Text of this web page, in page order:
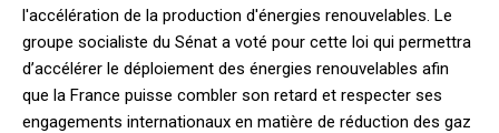
l'accélération de la production d'énergies renouvelables. Le
groupe socialiste du Sénat a voté pour cette loi qui permettra
d’accélérer le déploiement des énergies renouvelables afin
que la France puisse combler son retard et respecter ses
engagements internationaux en matière de réduction des gaz